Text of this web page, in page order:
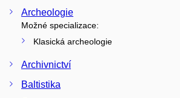
Archeologie
Možné specializace:
Klasická archeologie
Archivnictví
Baltistika